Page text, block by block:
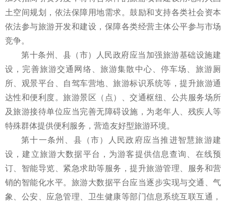
土空间规划，依法保障用地需求。鼓励和支持各类社会资本
依法参与旅游开发和建设，保障各类经营主体公平参与市场
竞争。
第十条州、县（市）人民政府应当加强旅游基础设施建
设，完善旅游交通网络、旅游集散中心、停车场、旅游厕
所、观景平台、自驾车营地、旅游标识系统等，提升旅游通
达性和便利度。旅游景区（点）、交通枢纽、公共服务场所
及旅游接待单位应当完善无障碍设施，为老年人、残疾人等
特殊群体提供便利服务，营造友好型旅游环境。
第十一条州、县（市）人民政府应当推进智慧旅游建
设，建立旅游大数据平台，为游客提供信息查询、在线预
订、智能导览、紧急求助等服务，提升旅游管理、服务和营
销的智能化水平。旅游大数据平台应当逐步实现与交通、气
象、公安、应急管理、卫生健康等部门信息系统互联互通，